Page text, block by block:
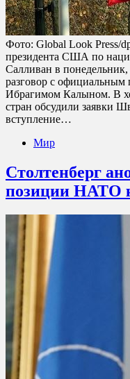
Фото: Global Look Press/
президента США по
Салливан в
разговор с официальным
Ибрагимом Калыном. В
стран обсудили заявки
вступление…
Мир
Столтенберг
позиции НАТО